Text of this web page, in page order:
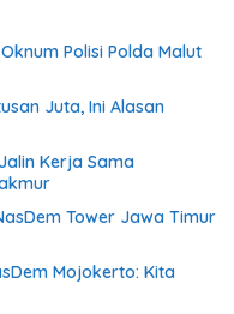
Polisi Polda Malut
Juta, Ini Alasan
Kerja Sama
Tower Jawa Timur
Mojokerto: Kita